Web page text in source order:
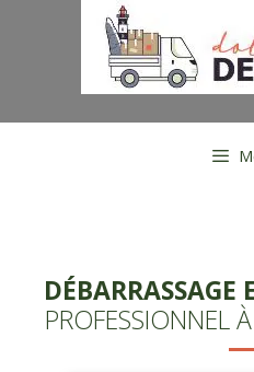
PROFESSIONNEL